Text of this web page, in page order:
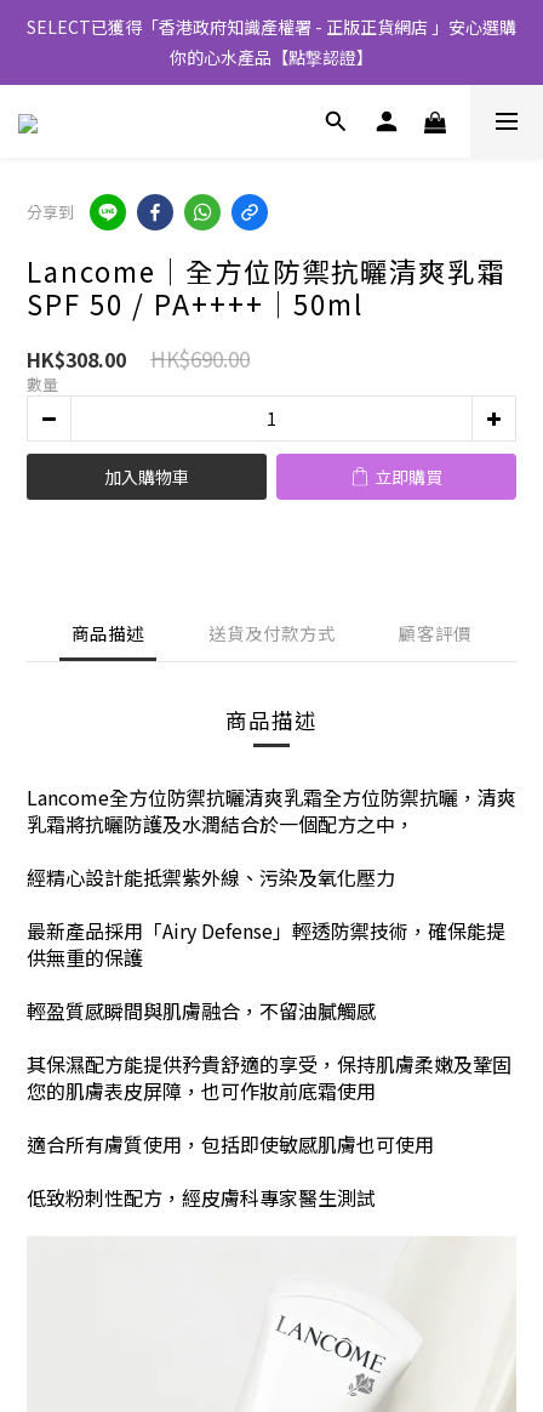
SELECT已獲得「香港政府知識產權署 - 正版正貨網店 」安心選購
你的心水產品【點撃認證】
分享到
Lancome│全方位防禦抗曬清爽乳霜
SPF 50 / PA++++│50ml
HK$308.00 HK$690.00
數量
加入購物車 立即購買
商品描述 送貨及付款方式 顧客評價
商品描述
Lancome全方位防禦抗曬清爽乳霜全方位防禦抗曬 ， 清爽
乳霜將抗曬防護及水潤結合於一個配方之中，
經精心設計能抵禦紫外線、污染及氧化壓力
最新產品採用「Airy Defense」輕透防禦技術，確保能提
供無重的保護
輕盈質感瞬間與肌膚融合，不留油膩觸感
其保濕配方能提供矜貴舒適的享受，保持肌膚柔嫩及鞏固
您的肌膚表皮屏障，也可作妝前底霜使用
適合所有膚質使用，包括即使敏感肌膚也可使用
低致粉刺性配方，經皮膚科專家醫生測試